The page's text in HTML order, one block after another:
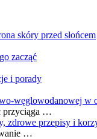
skóry przed słońcem
zacząć
i porady
węglowodanowej w
przyciąga …
zdrowe przepisy i
…